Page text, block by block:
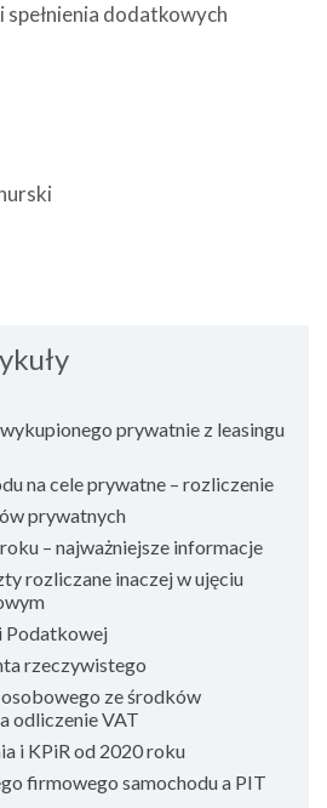
spełnienia dodatkowych
prywatnie z leasingu
na cele prywatne – rozliczenie
prywatnych
– najważniejsze informacje
rozliczane inaczej w ujęciu
Podatkowej
rzeczywistego
ze środków
odliczenie VAT
i KPiR od 2020 roku
firmowego samochodu a PIT